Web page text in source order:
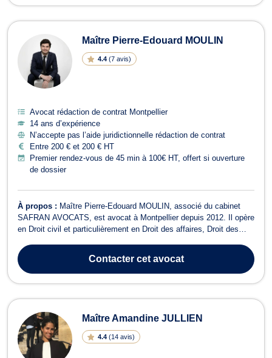
Maître Pierre-Edouard MOULIN
4.4 (7 avis)
Avocat rédaction de contrat Montpellier
14 ans d’expérience
N’accepte pas l’aide juridictionnelle rédaction de contrat
Entre 200 € et 200 € HT
Premier rendez-vous de 45 min à 100€ HT, offert si ouverture
de dossier
À propos : Maître Pierre-Edouard MOULIN, associé du cabinet
SAFRAN AVOCATS, est avocat à Montpellier depuis 2012. Il opère
en Droit civil et particulièrement en Droit des affaires, Droit des
Contactercet avocat
Maître Amandine JULLIEN
4.4 (14 avis)